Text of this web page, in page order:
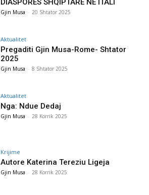
DIASPORËS SHQIPTARE NË ITALI
Gjin Musa - 20 Shtator 2025
Aktualitet
Pregaditi Gjin Musa-Rome- Shtator
2025
Gjin Musa - 8 Shtator 2025
Aktualitet
Nga: Ndue Dedaj
Gjin Musa - 28 Korrik 2025
Krijime
Autore Katerina Tereziu Ligeja
Gjin Musa - 28 Korrik 2025